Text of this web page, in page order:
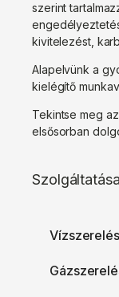
szerint
kivitelezést,
Alapelvünk a
kielégítő
Tekintse meg
elsősorban
Vízszerelés